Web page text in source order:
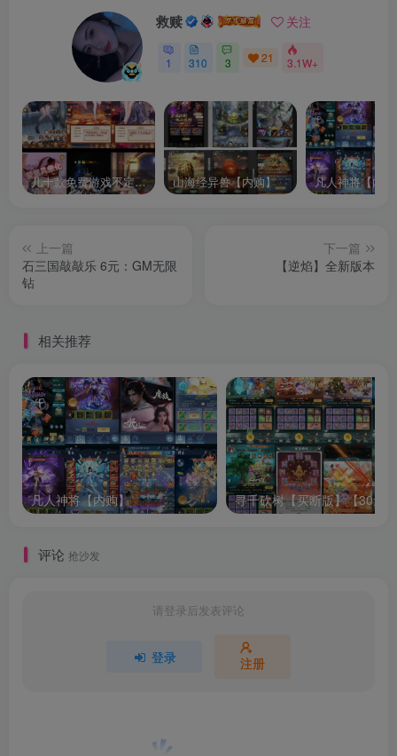
救赎 关注
1 310 3 21 3.1W+
几十款免费游戏不定时更新自行测试 山海经异兽【内购】 凡人神将【内
上一篇
石三国敲敲乐 6元：GM无限
钻
下一篇
【逆焰】全新版本
相关推荐
凡人神将【内购】
评论 抢沙发
请登录后发表评论
登录 注册